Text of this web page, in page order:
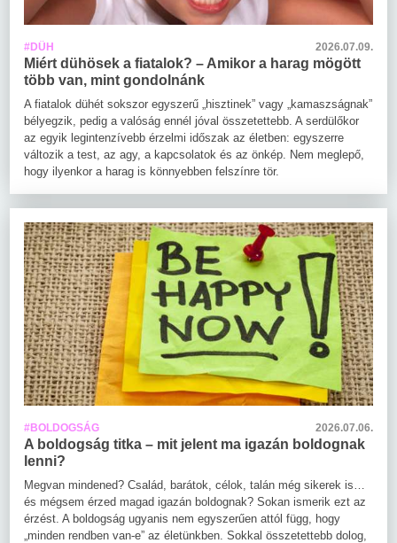
#DÜH 2026.07.09.
Miért dühösek a fiatalok? – Amikor a harag mögött
több van, mint gondolnánk
A fiatalok dühét sokszor egyszerű „hisztinek” vagy „kamaszságnak”
bélyegzik, pedig a valóság ennél jóval összetettebb. A serdülőkor
az egyik legintenzívebb érzelmi időszak az életben: egyszerre
változik a test, az agy, a kapcsolatok és az önkép. Nem meglepő,
hogy ilyenkor a harag is könnyebben felszínre tör.
#BOLDOGSÁG 2026.07.06.
A boldogság titka – mit jelent ma igazán boldognak
lenni?
Megvan mindened? Család, barátok, célok, talán még sikerek is…
és mégsem érzed magad igazán boldognak? Sokan ismerik ezt az
érzést. A boldogság ugyanis nem egyszerűen attól függ, hogy
„minden rendben van-e” az életünkben. Sokkal összetettebb dolog,